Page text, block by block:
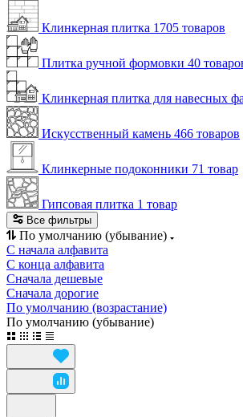
Клинкерная плитка 1705 товаров
Плитка ручной формовки 40
Клинкерная плитка для навесных
Искусственный камень 466 товаров
Клинкерные подоконники 71 товар
Гипсовая плитка 1 товар
Все фильтры
По умолчанию (убывание)
С начала алфавита
С конца алфавита
Сначала дешевые
Сначала дорогие
По умолчанию (возрастание)
По умолчанию (убывание)